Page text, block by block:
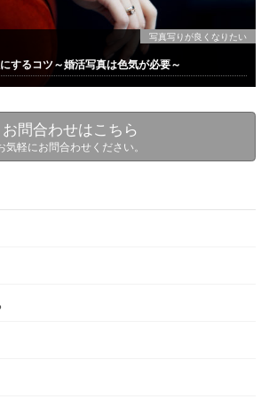
写真写りが良くなりたい
するコツ～婚活写真は色気が必要～
お問合わせはこちら
気軽にお問合わせください。